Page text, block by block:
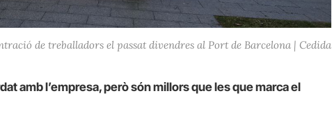
de treballadors el passat divendres al Port de Barcelona | Cedida
amb l’empresa, però són millors que les que marca el